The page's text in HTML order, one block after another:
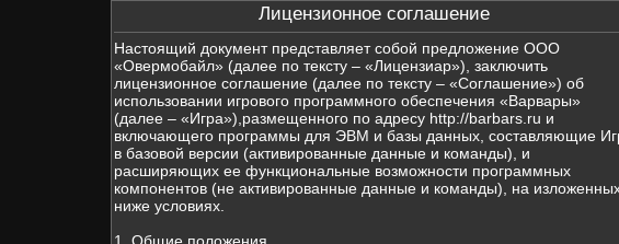
Лицензионное соглашение
Настоящий документ представляет собой предложение ООО
«Овермобайл» (далее по тексту – «Лицензиар»), заключить
лицензионное соглашение (далее по тексту – «Соглашение») об
использовании игрового программного обеспечения «Варвары»
(далее – «Игра»),размещенного по адресу http://barbars.ru и
включающего программы для ЭВМ и базы данных, составляющие
в базовой версии (активированные данные и команды), и
расширяющих ее функциональные возможности программных
компонентов (не активированные данные и команды), на
ниже условиях.